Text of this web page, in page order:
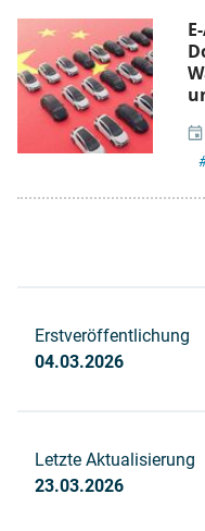
Erstveröffentlichung
04.03.2026
Letzte Aktualisierung
23.03.2026